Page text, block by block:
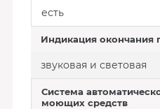
есть
Индикация окончания
звуковая и световая
Система
моющих средств